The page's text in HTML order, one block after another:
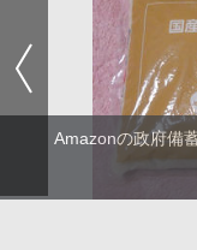
Amazonの政府備